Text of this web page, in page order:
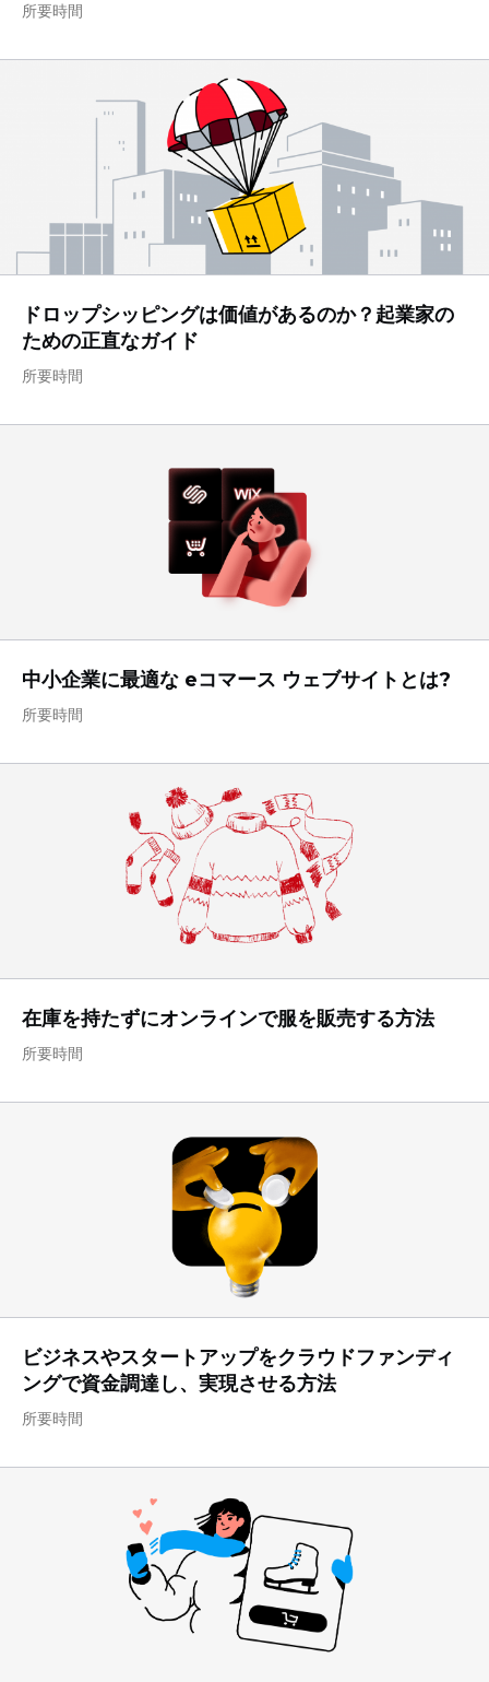
所要時間
ドロップシッピングは価値があるのか？起業家の
ための正直なガイド
所要時間
中小企業に最適な eコマース ウェブサイトとは?
所要時間
在庫を持たずにオンラインで服を販売する方法
所要時間
ビジネスやスタートアップをクラウドファンディ
ングで資金調達し、実現させる方法
所要時間